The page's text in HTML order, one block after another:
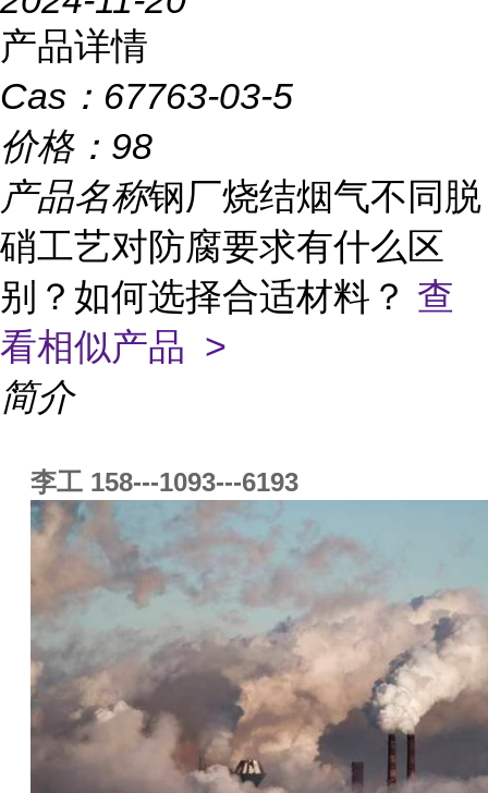
产品详情
Cas： 67763-03-5
价格： 98
产品名称钢厂烧结烟气不同脱
硝工艺对防腐要求有什么区
别？如何选择合适材料？ 查
看相似产品 >
简介
李工 158---1093---6193